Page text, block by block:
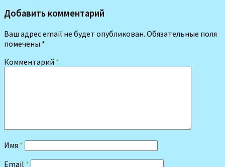
Добавить комментарий
Ваш адрес email не будет опубликован. Обязательные поля
помечены *
Комментарий *
Имя *
Email *